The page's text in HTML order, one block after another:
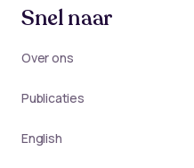
Snel naar
Over ons
Publicaties
English